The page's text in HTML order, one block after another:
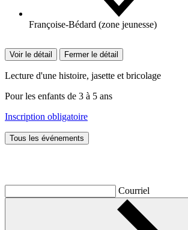
Françoise-Bédard (zone jeunesse)
Voir le détail Fermer le détail
Lecture d'une histoire, jasette et bricolage
Pour les enfants de 3 à 5 ans
Inscription obligatoire
Tous les événements
Courriel